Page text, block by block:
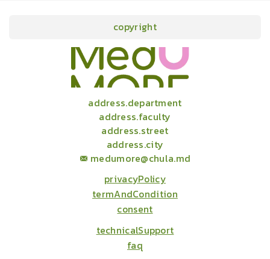
copyright
address.department
address.faculty
address.street
address.city
medumore@chula.md
privacyPolicy
termAndCondition
consent
technicalSupport
faq
onlineCourses academicConferencesnewsinfographic